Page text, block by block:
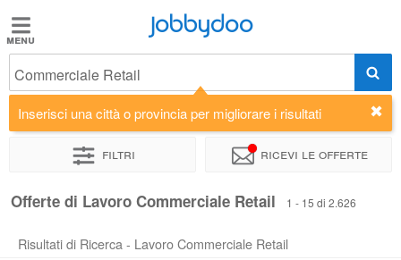
Jobbydoo
Offerte
di
lavoro
Elenco
Jobbydoo
Commerciale Retail
Inserisci una città o provincia per migliorare i risultati
Filtri Ricevi le offerte
Offerte di Lavoro Commerciale Retail 1 - 15 di 2.626
Risultati di Ricerca - Lavoro Commerciale Retail